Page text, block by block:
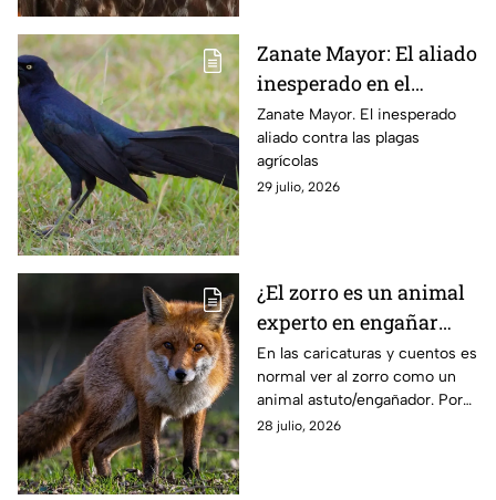
Zanate Mayor: El aliado
inesperado en el
control de plagas
agrícolas
Zanate Mayor. El inesperado
aliado contra las plagas
agrícolas
29 julio, 2026
¿El zorro es un animal
experto en engañar
como dicen los dibujos
animados?
En las caricaturas y cuentos es
normal ver al zorro como un
animal astuto/engañador. Por
eso en esta ocasión se
28 julio, 2026